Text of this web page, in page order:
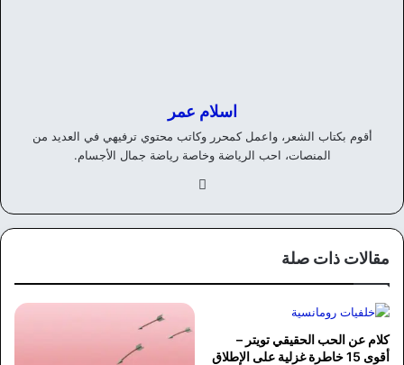
اسلام عمر
أقوم بكتاب الشعر، واعمل كمحرر وكاتب محتوي ترفيهي في العديد من
المنصات، احب الرياضة وخاصة رياضة جمال الأجسام.
وك
مقالات ذات صلة
كلام عن الحب الحقيقي تويتر –
أقوى 15 خاطرة غزلية على الإطلاق